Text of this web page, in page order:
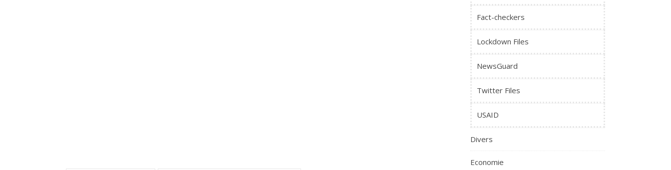
Fact-checkers
Lockdown Files
NewsGuard
Twitter Files
USAID
Divers
Economie